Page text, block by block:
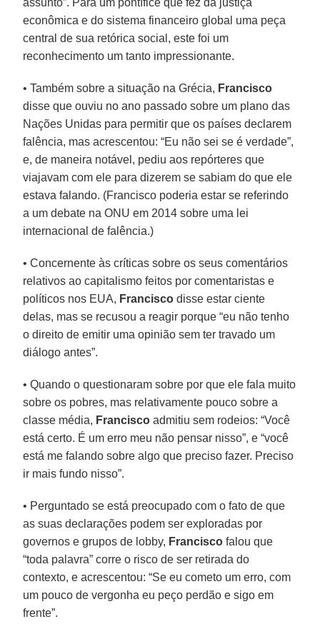
econômica e do sistema financeiro global uma peça
central de sua retórica social, este foi um
reconhecimento um tanto impressionante.
• Também sobre a situação na Grécia, Francisco
disse que ouviu no ano passado sobre um plano das
Nações Unidas para permitir que os países declarem
falência, mas acrescentou: “Eu não sei se é verdade”,
e, de maneira notável, pediu aos repórteres que
viajavam com ele para dizerem se sabiam do que ele
estava falando. (Francisco poderia estar se referindo
a um debate na ONU em 2014 sobre uma lei
internacional de falência.)
• Concernente às críticas sobre os seus comentários
relativos ao capitalismo feitos por comentaristas e
políticos nos EUA, Francisco disse estar ciente
delas, mas se recusou a reagir porque “eu não tenho
o direito de emitir uma opinião sem ter travado um
diálogo antes”.
• Quando o questionaram sobre por que ele fala muito
sobre os pobres, mas relativamente pouco sobre a
classe média, Francisco admitiu sem rodeios: “Você
está certo. É um erro meu não pensar nisso”, e “você
está me falando sobre algo que preciso fazer. Preciso
ir mais fundo nisso”.
• Perguntado se está preocupado com o fato de que
as suas declarações podem ser exploradas por
governos e grupos de lobby, Francisco falou que
“toda palavra” corre o risco de ser retirada do
contexto, e acrescentou: “Se eu cometo um erro, com
um pouco de vergonha eu peço perdão e sigo em
frente”.